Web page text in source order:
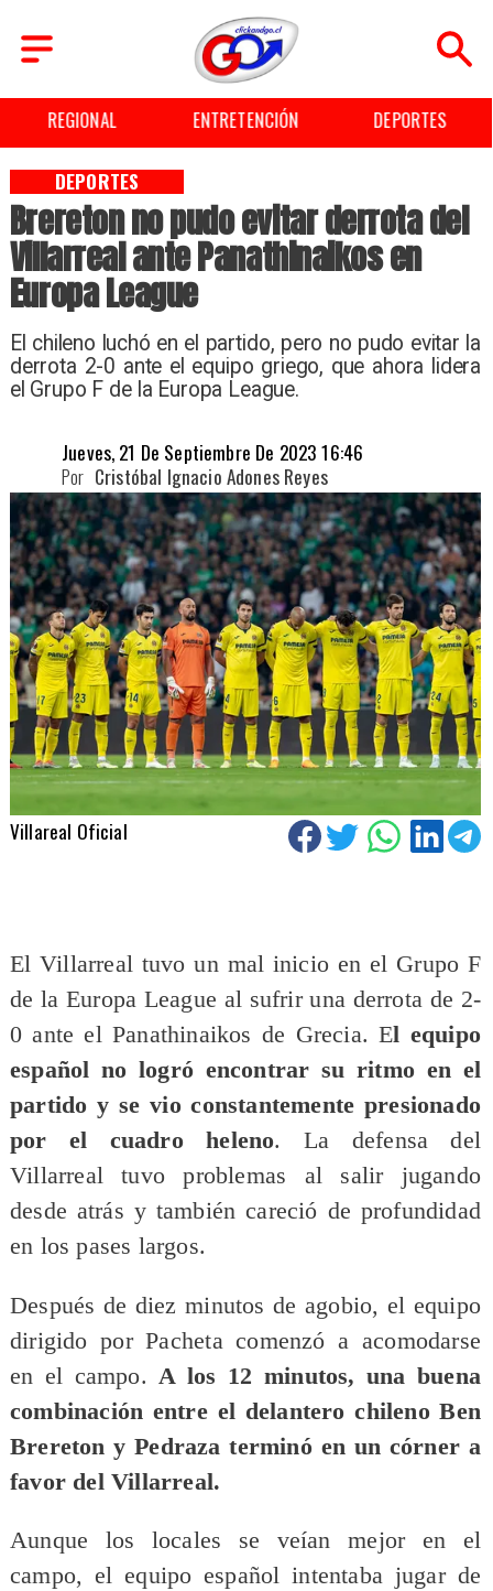
REGIONAL ENTRETENCIÓN DEPORTES
Brereton no pudo evitar derrota del
Villarreal ante Panathinaikos en
Europa League
El chileno luchó en el partido, pero no pudo evitar la
derrota 2-0 ante el equipo griego, que ahora lidera
el Grupo F de la Europa League.
DEPORTES
Jueves, 21 De Septiembre De 2023 16:46
Cristóbal Ignacio Adones Reyes
Por
Villareal Oficial
El Villarreal tuvo un mal inicio en el Grupo F
de la Europa League al sufrir una derrota de 2-
0 ante el Panathinaikos de Grecia. El equipo
español no logró encontrar su ritmo en el
partido y se vio constantemente presionado
por el cuadro heleno. La defensa del
Villarreal tuvo problemas al salir jugando
desde atrás y también careció de profundidad
en los pases largos.
Después de diez minutos de agobio, el equipo
dirigido por Pacheta comenzó a acomodarse
en el campo. A los 12 minutos, una buena
combinación entre el delantero chileno Ben
Brereton y Pedraza terminó en un córner a
favor del Villarreal.
Aunque los locales se veían mejor en el
campo, el equipo español intentaba jugar de